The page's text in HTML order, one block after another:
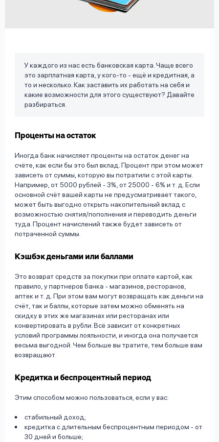
У каждого из нас есть банковская карта. Чаще всего
это зарплатная карта, у кого-то - ещё и кредитная, а
то и несколько. Как заставить их работать на себя и
какие возможности для этого существуют? Давайте
разбираться.
Проценты на остаток
Иногда банк начисляет проценты на остаток денег на
счёте, как если бы это был вклад. Процент при этом может
зависеть от суммы, которую вы потратили с этой карты.
Например, от 5000 рублей - 3%, от 25000 - 6% и т. д. Если
основной счёт вашей карты не предусматривает такого,
может быть выгодно открыть накопительный вклад с
возможностью снятия/пополнения и переводить деньги
туда. Процент начислений также будет зависеть от
потраченной суммы.
Кэшбэк деньгами или баллами
Это возврат средств за покупки при оплате картой, как
правило, у партнеров банка - магазинов, ресторанов,
аптек и т. д. При этом вам могут возвращать как деньги на
счёт, так и баллы, которые затем можно обменять на
скидку в этих же магазинах или ресторанах или
конвертировать в рубли. Всё зависит от конкретных
условий программы лояльности, и иногда она получается
весьма выгодной. Чем больше вы тратите, тем больше вам
возвращают.
Кредитка и беспроцентный период
Этим способом можно пользоваться, если у вас:
стабильный доход;
кредитка с длительным беспроцентным периодом - от
30 дней и больше;
Оформить заявку
Ответы
на